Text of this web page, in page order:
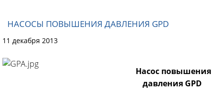
НАСОСЫ ПОВЫШЕНИЯ ДАВЛЕНИЯ GPD
11 декабря 2013
Насос повышения
давления GPD